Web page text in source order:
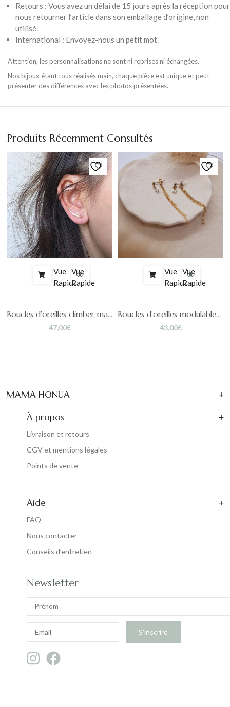
Retours : Vous avez un délai de 15 jours après la réception pour
nous retourner l’article dans son emballage d’origine, non
utilisé.
International : Envoyez-nous un petit mot.
Attention, les personnalisations ne sont ni reprises ni échangées.
Nos bijoux étant tous réalisés main, chaque pièce est unique et peut
présenter des différences avec les photos présentées.
Produits Récemment Consultés
Vue
Rapide
Vue
Rapide
Boucles d’oreilles climber martelés dorés GRIGRI
47,00€
Vue
Rapide
Vue
Rapide
Boucles d’oreilles modulables Jeanne
43,00€
MAMA HONUA
Aide
FAQ
Nous contacter
Conseils d’entretien
À propos
Livraison et retours
CGV et mentions légales
Points de vente
Newsletter